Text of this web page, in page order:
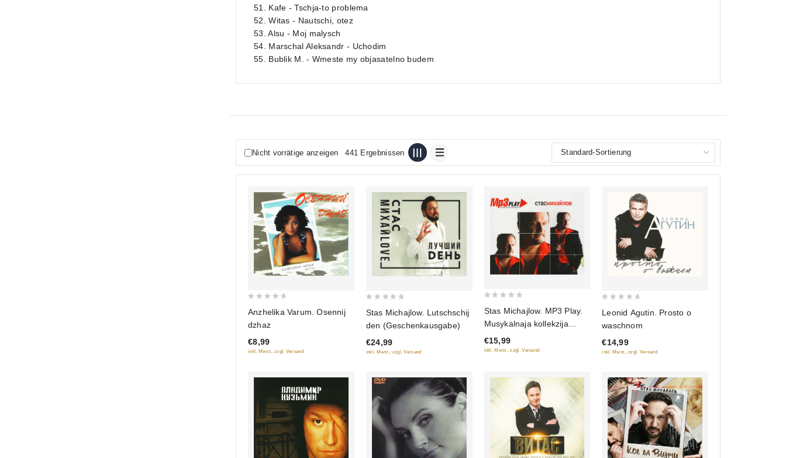
51. Kafe - Tschja-to problema
52. Witas - Nautschi, otez
53. Alsu - Moj malysch
54. Marschal Aleksandr - Uchodim
55. Bublik M. - Wmeste my objasatelno budem
Nicht vorrätige anzeigen 441 Ergebnissen
of
5
Anzhelika Varum. Osennij
dzhaz
€8,99
inkl. Mwst., zzgl. Versand
of
5
Stas Michajlow. Lutschschij
den (Geschenkausgabe)
€24,99
inkl. Mwst., zzgl. Versand
of
5
Stas Michajlow. MP3 Play.
Musykalnaja kollekzija
(mp3)
€15,99
inkl. Mwst., zzgl. Versand
of
5
Leonid Agutin. Prosto o
waschnom
€14,99
inkl. Mwst., zzgl. Versand